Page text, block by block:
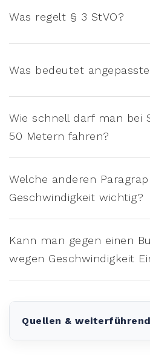
Was regelt § 3 StVO?
Was bedeutet
Wie schnell darf man bei
50 Metern fahren?
Welche anderen
Geschwindigkeit wichtig?
Kann man gegen einen
wegen Geschwindigkeit
Quellen &